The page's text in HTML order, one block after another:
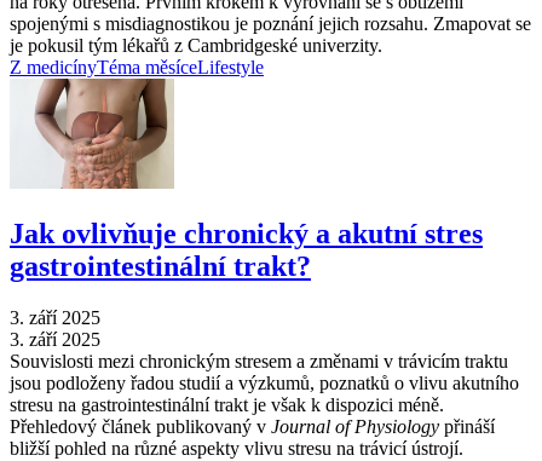
spojenými s misdiagnostikou je poznání jejich rozsahu. Zmapovat se
je pokusil tým lékařů z Cambridgeské univerzity.
Z medicínyTéma měsíceLifestyle
Jak ovlivňuje chronický a akutní stres
gastrointestinální trakt?
3. září 2025
3. září 2025
Souvislosti mezi chronickým stresem a změnami v trávicím traktu
jsou podloženy řadou studií a výzkumů, poznatků o vlivu akutního
stresu na gastrointestinální trakt je však k dispozici méně.
Přehledový článek publikovaný v Journal of Physiology přináší
bližší pohled na různé aspekty vlivu stresu na trávicí ústrojí.